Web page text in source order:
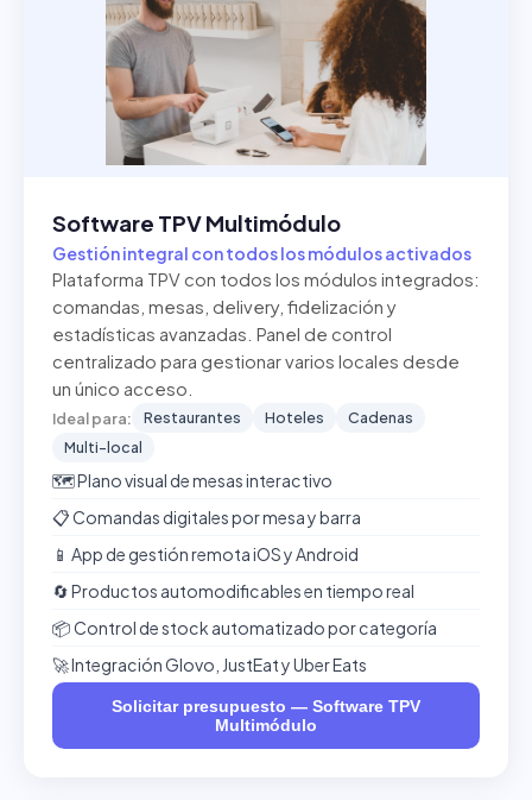
Software TPV Multimódulo
Gestión integral con todos los módulos activados
Plataforma TPV con todos los módulos integrados:
comandas, mesas, delivery, fidelización y
estadísticas avanzadas. Panel de control
centralizado para gestionar varios locales desde
un único acceso.
Ideal para: Restaurantes Hoteles
Cadenas
Multi-local
🗺️ Plano visual de mesas interactivo
📋 Comandas digitales por mesa y barra
📱 App de gestión remota iOS y Android
🔄 Productos automodificables en tiempo real
📦 Control de stock automatizado por categoría
🚀 Integración Glovo, JustEat y Uber Eats
Solicitar presupuesto — Software TPV
Multimódulo